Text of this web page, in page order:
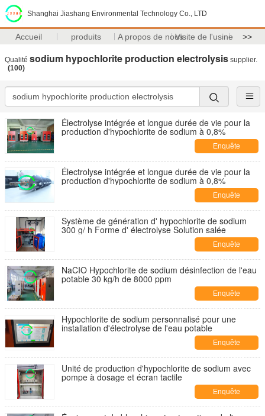
Shanghai Jiashang Environmental Technology Co., LTD
Accueil produits A propos de nousVisite de l'usine >>
Qualité sodium hypochlorite production electrolysis supplier.
(100)
Électrolyse intégrée et longue durée de vie pour la
production d'hypochlorite de sodium à 0,8%
Enquête
maintenant
Électrolyse intégrée et longue durée de vie pour la
production d'hypochlorite de sodium à 0,8%
Enquête
maintenant
Système de génération d' hypochlorite de sodium
300 g/ h Forme d' électrolyse Solution salée
Enquête
maintenant
NaCIO Hypochlorite de sodium désinfection de l'eau
potable 30 kg/h de 8000 ppm
Enquête
maintenant
Hypochlorite de sodium personnalisé pour une
installation d'électrolyse de l'eau potable
Enquête
maintenant
Unité de production d'hypochlorite de sodium avec
pompe à dosage et écran tactile
Enquête
maintenant